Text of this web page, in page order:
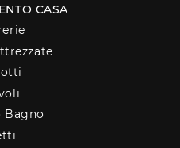
CASA
Bagno